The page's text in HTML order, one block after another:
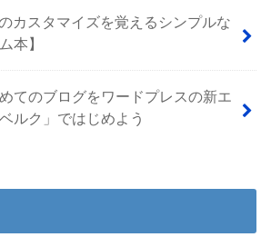
カスタマイズを覚えるシンプルな
本】
てのブログをワードプレスの新エ
ルク」ではじめよう